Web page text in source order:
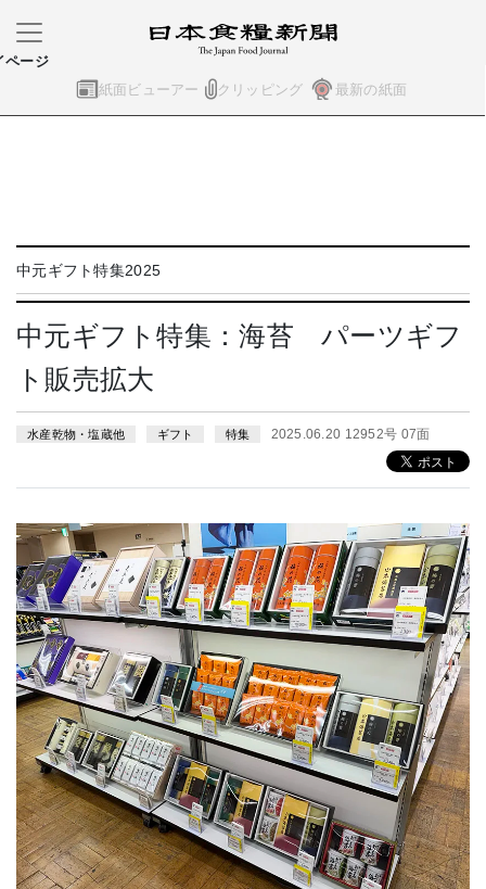
紙面ビューアー クリッピング 最新の紙面
ページ
中元ギフト特集2025
中元ギフト特集：海苔 パーツギフ
ト販売拡大
水産乾物・塩蔵他 ギフト 特集 2025.06.20 12952号 07面